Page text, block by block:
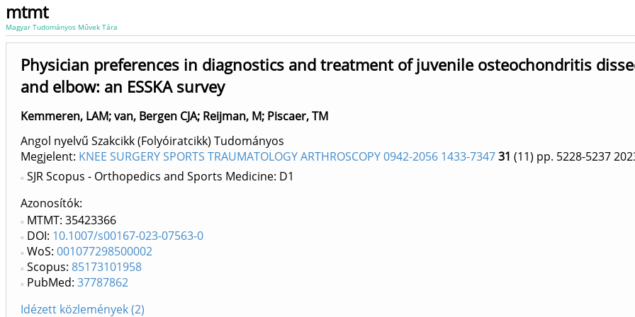
mtmt
Magyar Tudományos Művek Tára
Physician preferences in diagnostics and treatment of juvenile osteochondritis
and elbow: an ESSKA survey
Kemmeren, LAM;van, Bergen CJA; Reijman, M; Piscaer, TM
Angol nyelvű Szakcikk (Folyóiratcikk) Tudományos
Megjelent: KNEE SURGERY SPORTS TRAUMATOLOGY ARTHROSCOPY 0942-2056 1433-734731 (11) pp. 5228-5237
SJR Scopus - Orthopedics and Sports Medicine: D1
Azonosítók
MTMT: 35423366
DOI: 10.1007/s00167-023-07563-0
WoS: 001077298500002
Scopus: 85173101958
PubMed: 37787862
Idézett közlemények (2)